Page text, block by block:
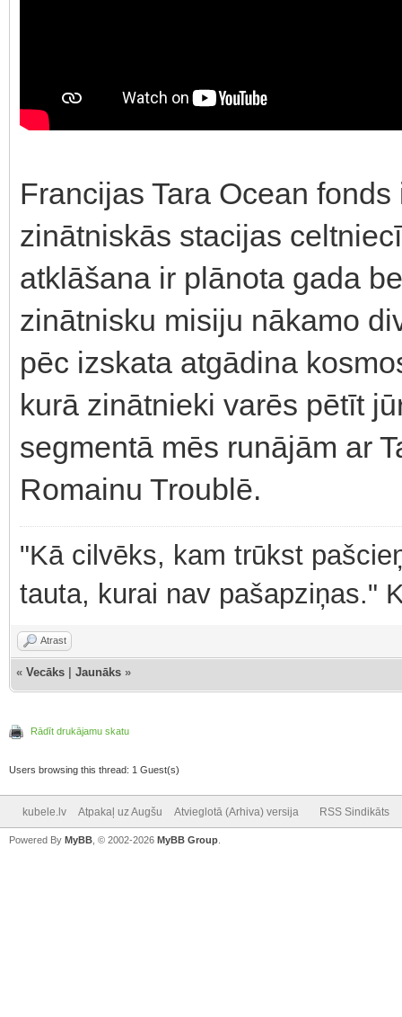
Francijas Tara Ocean
zinātniskās stacijas
atklāšana ir plānota gada
zinātnisku misiju nākamo
pēc izskata atgādina
kurā zinātnieki varēs pētīt
segmentā mēs runājām ar
Romainu Troublē.
"Kā cilvēks, kam trūkst
tauta, kurai nav pašapziņas."
Atrast
« Vecāks Jaunāks »
Rādīt drukājamu skatu
Users browsing this thread: 1 Guest(s)
kubele.lv Atpakaļ uz Augšu Atvieglotā (Arhiva) versija RSS Sindikāts
Powered By MyBB , © 2002-2026 MyBB Group